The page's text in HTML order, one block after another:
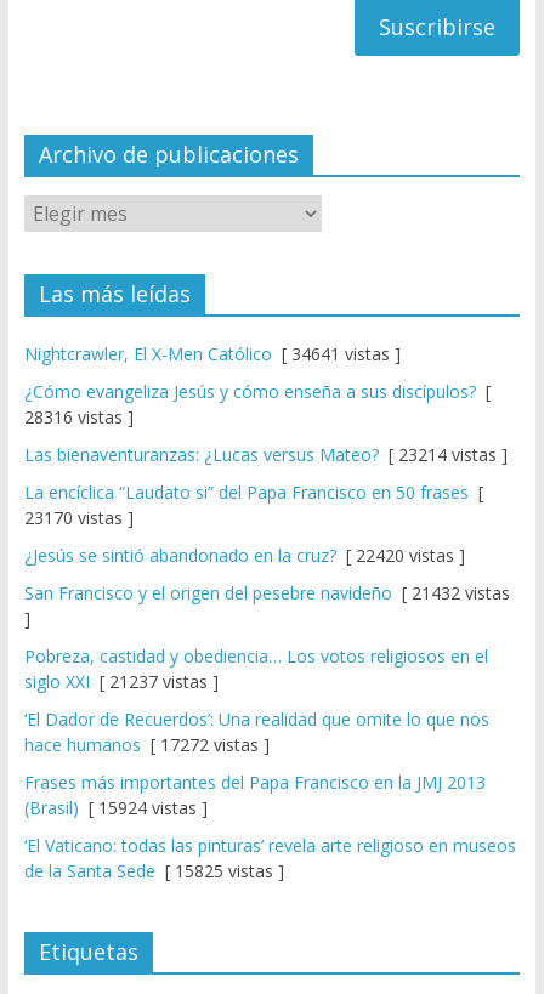
el
Archivo de publicaciones
Las más leídas
Nightcrawler, El X-Men Católico [ 34641 vistas ]
¿Cómo evangeliza Jesús y cómo enseña a sus discípulos?[
28316 vistas ]
Las bienaventuranzas: ¿Lucas versus Mateo?[ 23214 vistas ]
La encíclica “Laudato si” del Papa Francisco en 50 frases [
23170 vistas ]
¿Jesús se sintió abandonado en la cruz?[ 22420 vistas ]
San Francisco y el origen del pesebre navideño [ 21432 vistas
]
Pobreza, castidad y obediencia… Los votos religiosos en el
siglo XXI [ 21237 vistas ]
‘El Dador de Recuerdos’: Una realidad que omite lo que nos
hace humanos [ 17272 vistas ]
Frases más importantes del Papa Francisco en la JMJ 2013
(Brasil) [ 15924 vistas ]
‘El Vaticano: todas las pinturas’ revela arte religioso en museos
de la Santa Sede [ 15825 vistas ]
Etiquetas